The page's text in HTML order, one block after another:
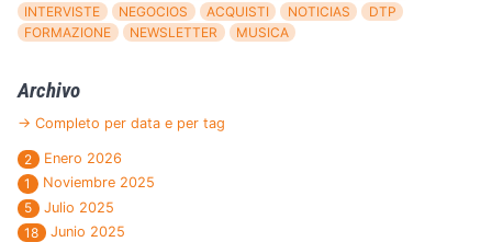
INTERVISTE
NEGOCIOS ACQUISTI NOTICIAS
DTP
FORMAZIONE
NEWSLETTER MUSICA
Archivo
→ Completo per data e per tag
2
Enero 2026
1
Noviembre 2025
5
Julio 2025
18
Junio 2025